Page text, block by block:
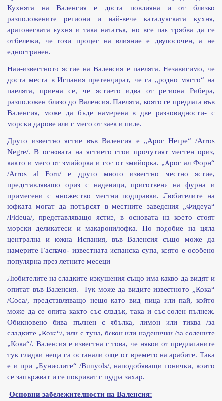
Кухнята на Валенсия е доста повлияна и от близко
разположените региони и най-вече каталунската кухня,
арагонеската кухня и така нататък, но все пак трябва да се
отбележи, че този процес на влияние е двупосочен, а не
едностранен.
Най-известното ястие на Валенсия е паелята. Независимо, че
доста места в Испания претендират, че са „родно място“ на
паелята, приема се, че ястието идва от региона Рибера,
разположен близо до Валенсия. Паелята, която се предлага във
Валенсия, може да бъде намерена в две разновидности- с
морски дарове или с месо от заек и пиле.
Друго известно ястие във Валенсия е „Арос Негре“ /Arros
Negre/. В основата на ястието стои прочутият местен ориз,
както и месо от змийорка и сос от змийорка. „Арос ал Форн“
/Arros al Forn/ e друго много известно местно ястие,
представляващо ориз с наденици, приготвени на фурна и
примесени с множество местни подправки. Любителите на
юфката могат да потърсят в местните заведения „Фидеуа“
/Fideua/, представляващо ястие, в основата на което стоят
морски деликатеси и макарони/юфка. По подобие на цяла
централна и южна Испания, във Валенсия също може да
намерите Гаспачо- известната испанска супа, която е особено
популярна през летните месеци.
Любителите на сладките изкушения също има какво да видят и
опитат във Валенсия. Тук може да видите известното „Кока“
/Coca/, представляващо нещо като вид пица или пай, който
може да се опита както със сладък, така и със солен пълнеж.
Обикновено бива пълнен с ябълка, лимон или тиква /за
сладките „Кока“/, или с туна, бекон или наденички /за солените
„Кока“/. Валенсия е известна с това, че някои от предлаганите
тук сладки неща са останали още от времето на арабите. Така
е и при „Буниолите“ /Bunyols/, наподобяващи понички, които
се запържват и се покриват с пудра захар.
Основни забележителности на Валенсия: